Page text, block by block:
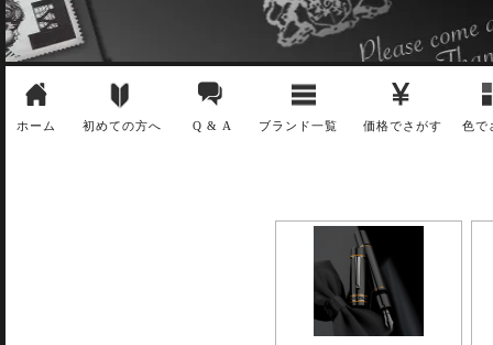
ホーム 初めての方へ Q & A ブランド一覧 価格でさがす 色で